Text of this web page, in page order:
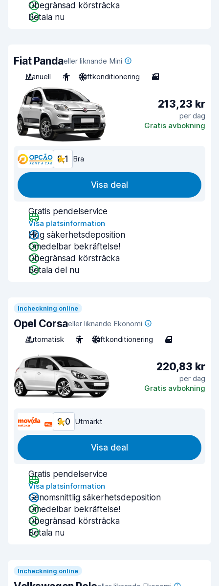
Obegränsad körsträcka
Betala nu
Fiat Pandaeller liknande Mini
Manuell
4 Luftkonditionering 3
213,23 kr
per dag
Gratis avbokning
8,1 Bra
Visa deal
Gratis pendelservice
Visa platsinformation
Hög säkerhetsdeposition
Omedelbar bekräftelse!
Obegränsad körsträcka
Betala del nu
Incheckning online
Opel Corsaeller liknande Ekonomi
Automatisk
5 Luftkonditionering 4
220,83 kr
per dag
Gratis avbokning
9,0 Utmärkt
Visa deal
Gratis pendelservice
Visa platsinformation
Genomsnittlig säkerhetsdeposition
Omedelbar bekräftelse!
Obegränsad körsträcka
Betala nu
Incheckning online